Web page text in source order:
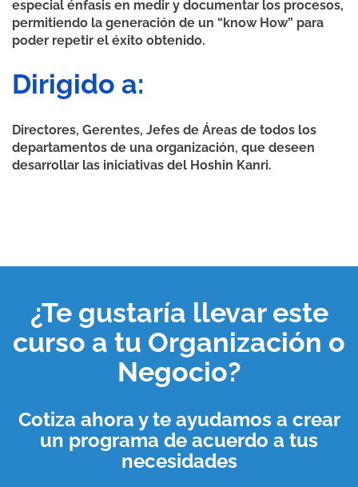
especial énfasis en medir y documentar los procesos,
permitiendo la generación de un “know How” para
poder repetir el éxito obtenido.
Dirigido a:
Directores, Gerentes, Jefes de Áreas de todos los
departamentos de una organización, que deseen
desarrollar las iniciativas del Hoshin Kanri.
¿Te gustaría llevar este
curso a tu Organización o
Negocio?
Cotiza ahora y te ayudamos a crear
un programa de acuerdo a tus
necesidades